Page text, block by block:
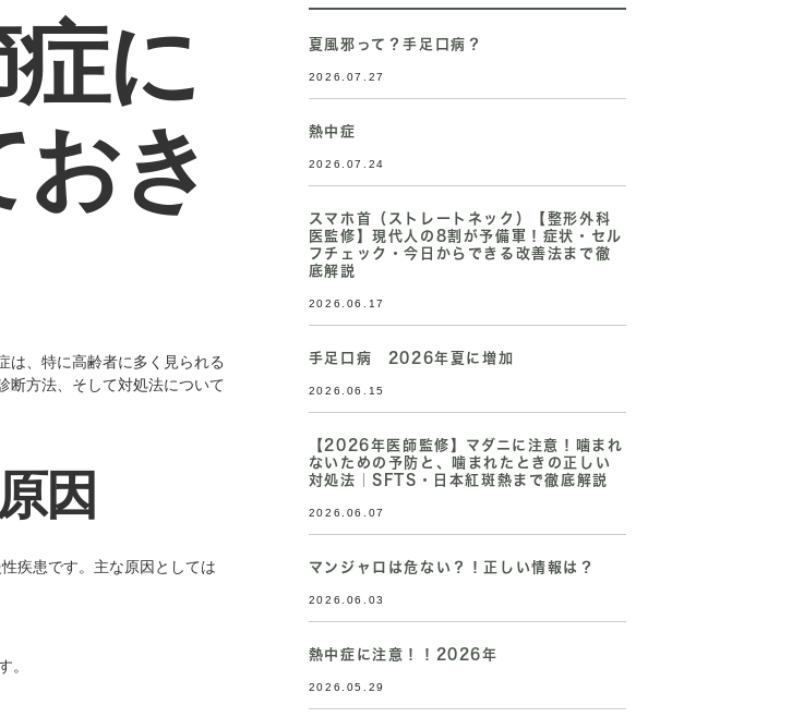
に
き
は、特に高齢者に多く見られる
断方法、そして対処法について
因
疾患です。主な原因としては
。
夏風邪って？手足口病？
2026.07.27
熱中症
2026.07.24
スマホ首（ストレートネック）【整形外科
医監修】現代人の8割が予備軍！症状・セル
フチェック・今日からできる改善法まで徹
底解説
2026.06.17
手足口病 2026年夏に増加
2026.06.15
【2026年医師監修】マダニに注意！噛まれ
ないための予防と、噛まれたときの正しい
対処法｜SFTS・日本紅斑熱まで徹底解説
2026.06.07
マンジャロは危ない？！正しい情報は？
2026.06.03
熱中症に注意！！2026年
2026.05.29